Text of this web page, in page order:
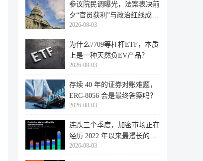
参议院民调曝光，法案表决前
夕“官员获利”与政治红线成最
大
2026-08-03
为什么7709等杠杆ETF，本质
上是一种天然负EV产品？
2026-08-03
存续 40 年的证券对账难题，
ERC-8056 会是最终答案吗？
2026-08-03
连跌三个季度，加密市场正在
经历 2022 年以来最漫长的退
潮
2026-08-03